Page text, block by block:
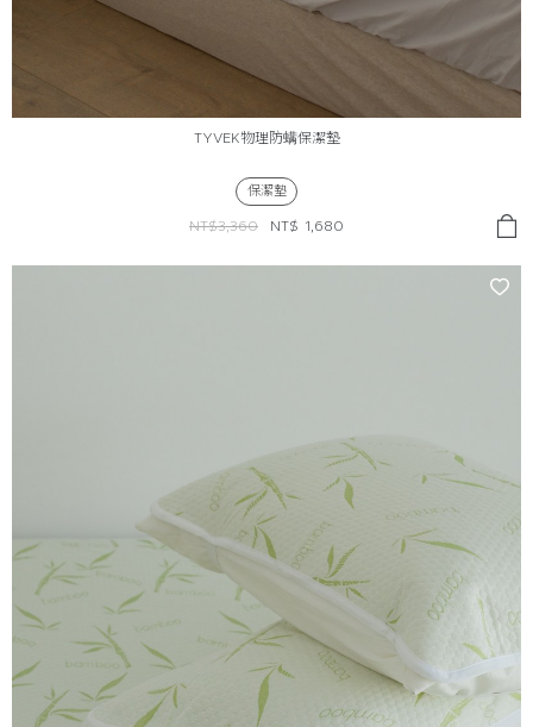
TYVEK物理防螨保潔墊
保潔墊
NT$3,360 NT$ 1,680